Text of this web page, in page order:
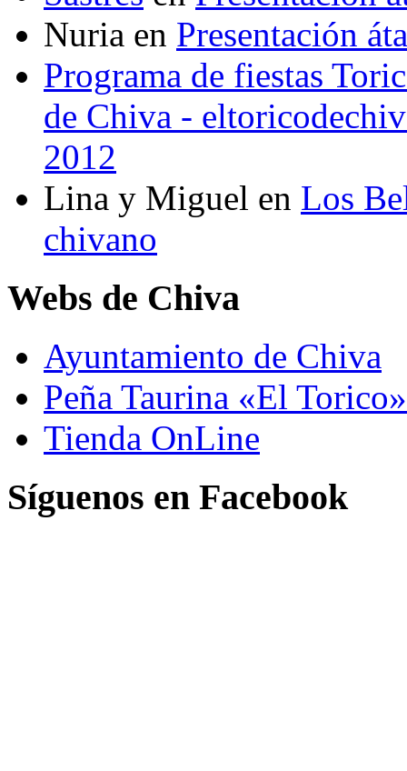
Nuria en Presentación
Programa de fiestas
de Chiva -
2012
Lina y Miguel en Los
chivano
Webs de Chiva
Ayuntamiento de Chiva
Peña Taurina «El Torico»
Tienda OnLine
Síguenos en Facebook